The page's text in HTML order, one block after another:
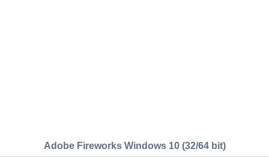
Adobe Fireworks Windows 10 (32/64 bit)